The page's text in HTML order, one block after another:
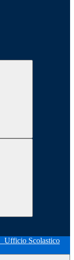
Ufficio Scolastico